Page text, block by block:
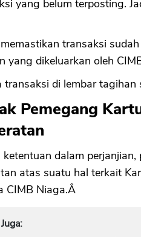
yang belum terposting.
transaksi
yang dikeluarkan oleh
transaksi di lembar
Pemegang
ketentuan dalam
atas suatu hal terkait
CIMB Niaga.Â